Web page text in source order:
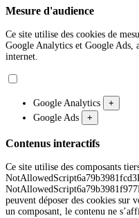
Mesure d'audience
Ce site utilise des cookies de
Google Analytics et Google Ads,
internet.
Google Analytics
+
Google Ads
+
Contenus interactifs
Ce site utilise des composants
peuvent déposer des cookies sur
un composant, le contenu ne